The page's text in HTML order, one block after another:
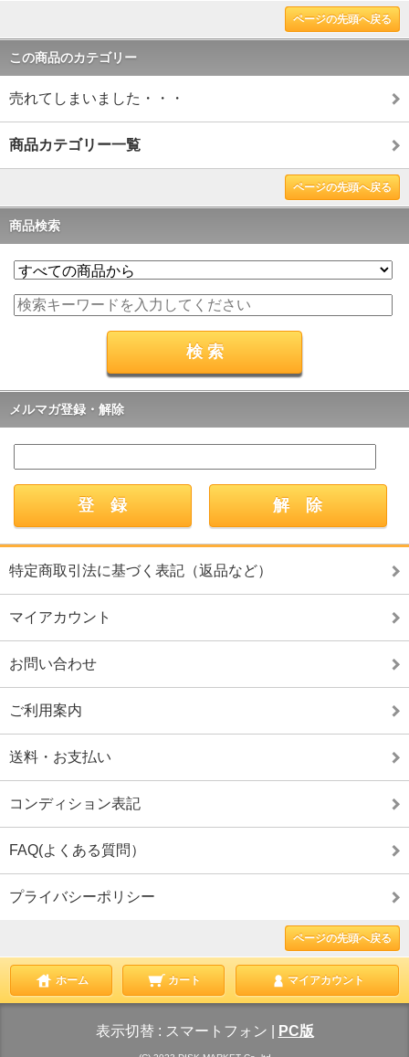
ページの先頭へ戻る
この商品のカテゴリー
売れてしまいました・・・
商品カテゴリー一覧
ページの先頭へ戻る
商品検索
メルマガ登録・解除
特定商取引法に基づく表記（返品など）
マイアカウント
お問い合わせ
ご利用案内
送料・お支払い
コンディション表記
FAQ(よくある質問）
プライバシーポリシー
ページの先頭へ戻る
ホーム カート マイアカウント
表示切替 : スマートフォン PC版